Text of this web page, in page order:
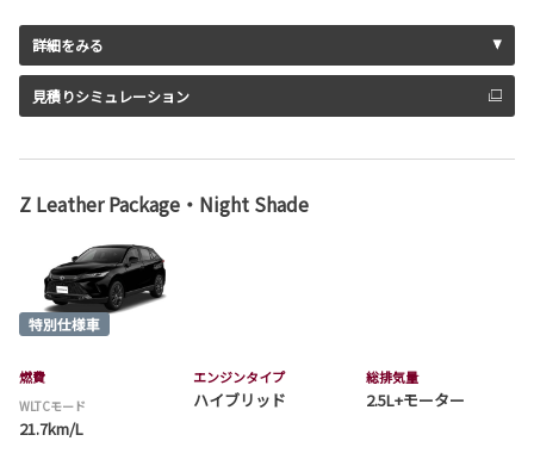
詳細をみる
見積りシミュレーション
Z Leather Package・Night Shade
燃費
WLTCモード
21.7km/L
エンジンタイプ
ハイブリッド
総排気量
2.5L+モーター